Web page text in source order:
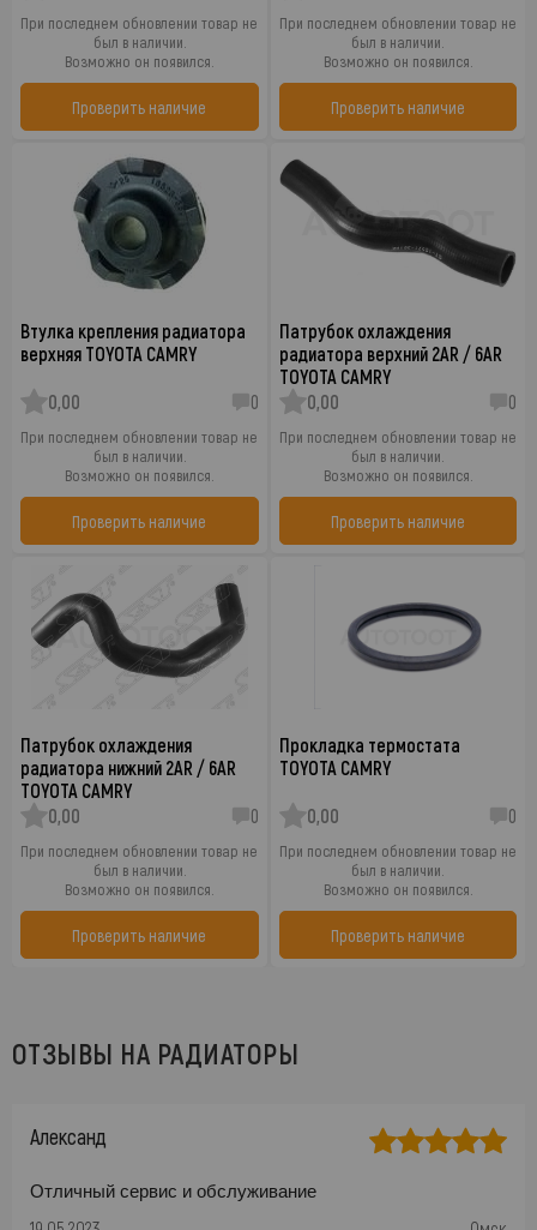
При последнем обновлении товар не
был в наличии.
Возможно он появился.
Проверить наличие
При последнем обновлении товар не
был в наличии.
Возможно он появился.
Проверить наличие
Втулка крепления радиатора
верхняя TOYOTA CAMRY
0,00 0
При последнем обновлении товар не
был в наличии.
Возможно он появился.
Проверить наличие
Патрубок охлаждения
радиатора верхний 2AR / 6AR
TOYOTA CAMRY
0,00
0
При последнем обновлении товар не
был в наличии.
Возможно он появился.
Проверить наличие
Патрубок охлаждения
радиатора нижний 2AR / 6AR
TOYOTA CAMRY
0,00
0
При последнем обновлении товар не
был в наличии.
Возможно он появился.
Проверить наличие
Прокладка термостата
TOYOTA CAMRY
0,00 0
При последнем обновлении товар не
был в наличии.
Возможно он появился.
Проверить наличие
ОТЗЫВЫ НА РАДИАТОРЫ
Александ
Отличный сервис и обслуживание